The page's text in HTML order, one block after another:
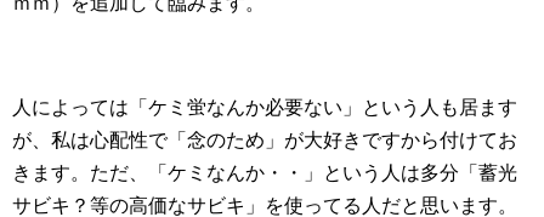
人によっては「ケミ蛍なんか必要ない」という人も居ます
が、私は心配性で「念のため」が大好きですから付けてお
きます。ただ、「ケミなんか・・」という人は多分「蓄光
サビキ？等の高価なサビキ」を使ってる人だと思います。